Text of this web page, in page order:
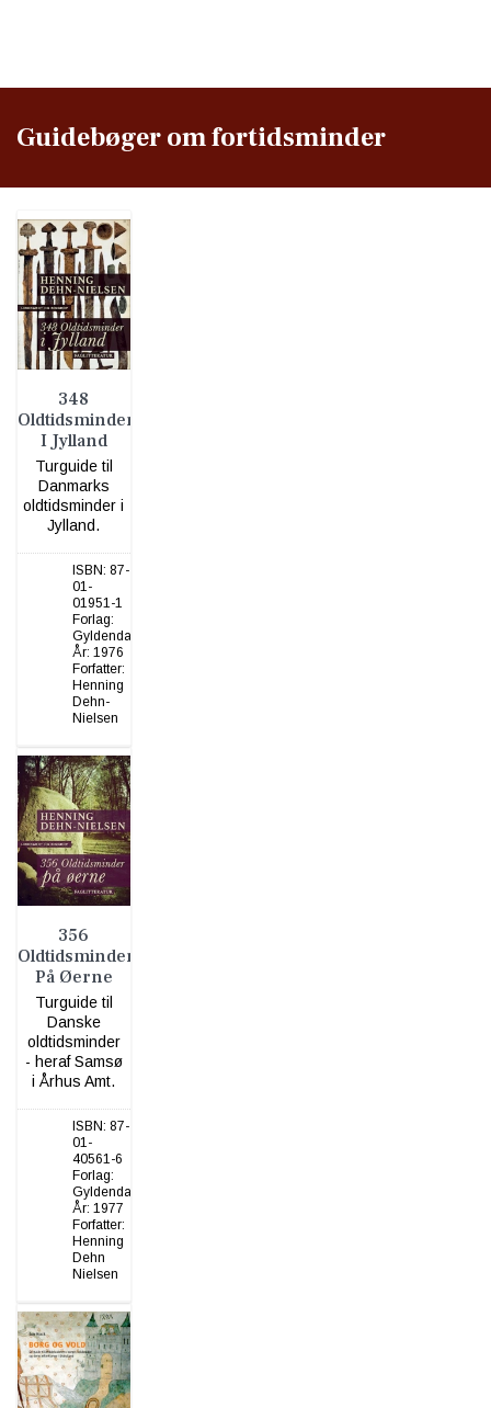
Guidebøger om fortidsminder
348
Oldtidsminder
I Jylland
Turguide til
Danmarks
oldtidsminder i
Jylland.
ISBN: 87-
01-
01951-1
Forlag:
Gyldendal
År: 1976
Forfatter:
Henning
Dehn-
Nielsen
356
Oldtidsminder
På Øerne
Turguide til
Danske
oldtidsminder
- heraf Samsø
i Århus Amt.
ISBN: 87-
01-
40561-6
Forlag:
Gyldendal
År: 1977
Forfatter:
Henning
Dehn
Nielsen